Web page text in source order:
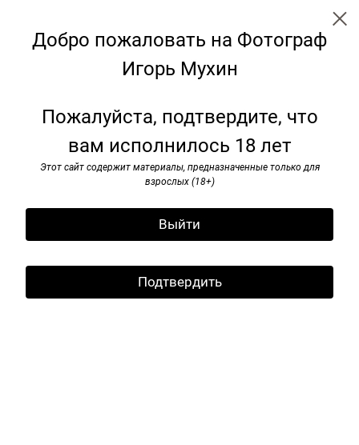
Добро пожаловать на Фотограф
Игорь Мухин
Пожалуйста, подтвердите, что
вам исполнилось 18 лет
Этот сайт содержит материалы, предназначенные только для
взрослых (18+)
Выйти
Подтвердить
Огород